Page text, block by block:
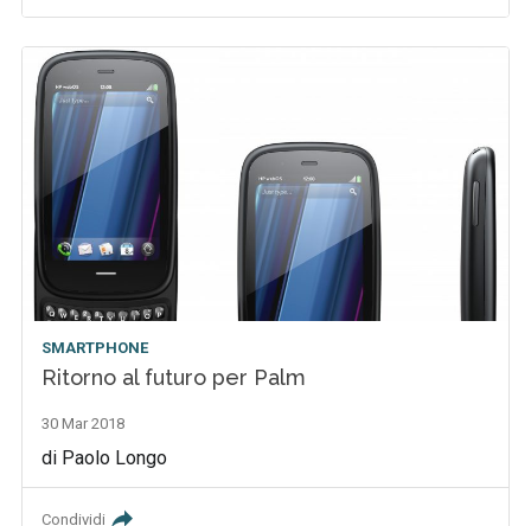
SMARTPHONE
Ritorno al futuro per Palm
30 Mar 2018
di Paolo Longo
Condividi